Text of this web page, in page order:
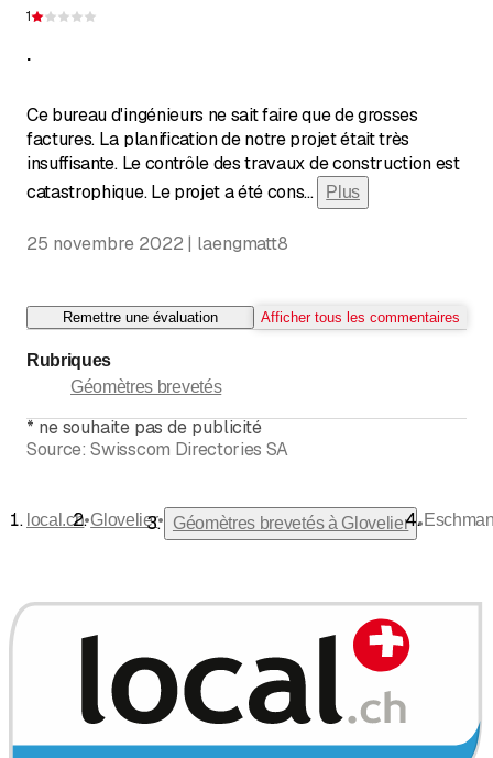
1
.
Ce bureau d'ingénieurs ne sait faire que de grosses
factures. La planification de notre projet était très
insuffisante. Le contrôle des travaux de construction est
catastrophique. Le projet a été cons... Plus
25 novembre 2022 | laengmatt8
Remettre une évaluation Afficher tous les commentaires
Rubriques
Géomètres brevetés
*ne souhaite pas de publicité
Source: Swisscom Directories SA
local.ch•Glovelier• Géomètres brevetés à Glovelier •